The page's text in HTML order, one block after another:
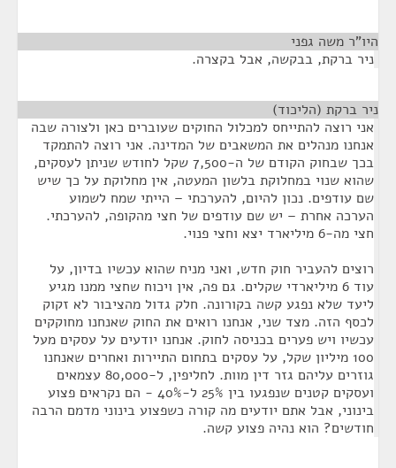
היו"ר משה גפני
ניר ברקת, בבקשה, אבל בקצרה.
ניר ברקת (הליכוד)
אני רוצה להתייחס למכלול החוקים שעוברים כאן ולצורה שבה
אנחנו מנהלים את המשאבים של המדינה. אני רוצה להתמקד
בכך שבחוק הקודם של ה-7,500 שקל לחודש שניתן לעסקים,
שהוא שנוי במחלוקת בלשון המעטה, אין מחלוקת על כך שיש
שם עודפים. נכון להיום, להערכתי – הייתי שמח לשמוע
הערכה אחרת – יש שם עודפים של חצי מהקופה, להערכתי.
חצי מה-6 מיליארד יצא וחצי פנוי.
רוצים להעביר חוק חדש, ואני מניח שהוא עכשיו בדיון, על
עוד 6 מיליארדי שקלים. גם פה, אין ויכוח שחצי ממנו מגיע
ליעד שלא נפגע קשה בקורונה. חלק גדול מהציבור לא זקוק
לכסף הזה. מצד שני, אנחנו רואים את החוק שאנחנו מחוקקים
עכשיו ויש פערים בכניסה לחוק. אנחנו יודעים על עסקים מעל
100 מיליון שקל, על עסקים בתחום התיירות ואחרים שאנחנו
גוזרים עליהם גזר דין מוות. לחליפין, ל-80,000 עצמאים
ועסקים קטנים שנפגעו בין 25% ל-40% - הם נקראים פצוע
בינוני, אבל אתם יודעים מה קורה כשפצוע בינוני מדמם הרבה
חודשים? הוא נהיה פצוע קשה.